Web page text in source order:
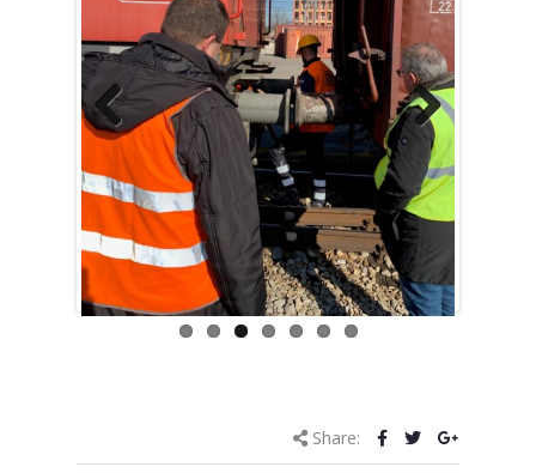
Previ
ous
Next
Share: